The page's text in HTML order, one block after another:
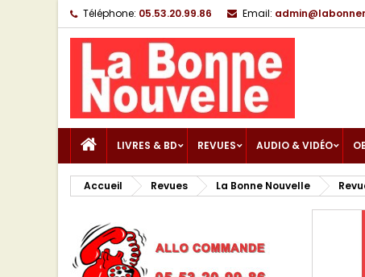
Téléphone: 05.53.20.99.86 Email:
LIVRES & BD REVUES AUDIO & VIDÉO
Accueil Revues La Bonne Nouvelle